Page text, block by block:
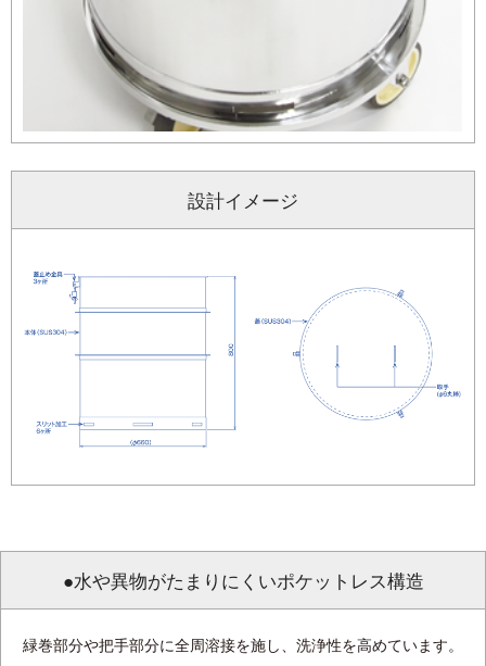
設計イメージ
●水や異物がたまりにくいポケットレス構造
緑巻部分や把手部分に全周溶接を施し、洗浄性を高めています。